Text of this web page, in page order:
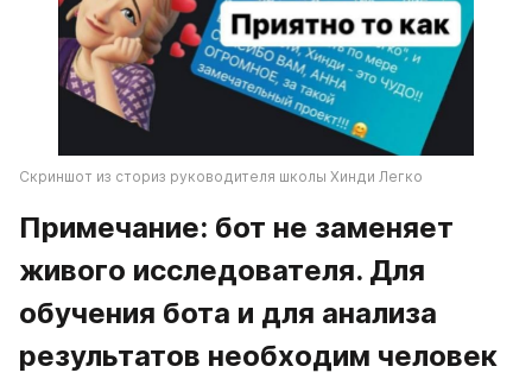
Скриншот из сториз руководителя школы Хинди Легко
Примечание: бот не заменяет
живого исследователя. Для
обучения бота и для анализа
результатов необходим человек